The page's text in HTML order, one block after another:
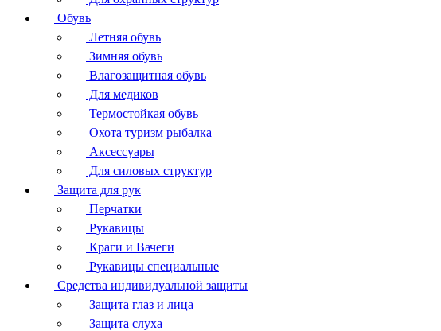
Обувь
Летняя обувь
Зимняя обувь
Влагозащитная обувь
Для медиков
Термостойкая обувь
Охота туризм рыбалка
Аксессуары
Для силовых структур
Защита для рук
Перчатки
Рукавицы
Краги и Вачеги
Рукавицы специальные
Средства индивидуальной защиты
Защита глаз и лица
Защита слуха